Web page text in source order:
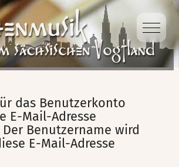
Mobile
das Benutzerkonto
E-Mail-Adresse
Benutzername wird
E-Mail-Adresse